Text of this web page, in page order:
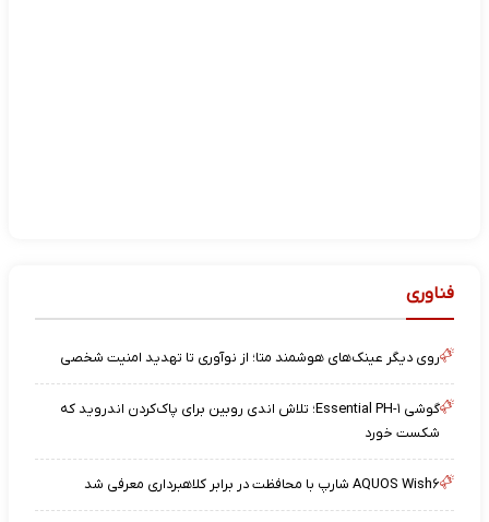
فناوری
روی دیگر عینک‌های هوشمند متا؛ از نوآوری تا تهدید امنیت شخصی
گوشی Essential PH-۱؛ تلاش اندی روبین برای پاک‌کردن اندروید که
شکست خورد
AQUOS Wish۶ شارپ با محافظت در برابر کلاهبرداری معرفی شد